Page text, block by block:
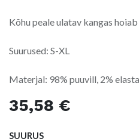
Kõhu peale ulatav kangas
Suurused: S-XL
Materjal: 98% puuvill, 2%
35,58 €
SUURUS